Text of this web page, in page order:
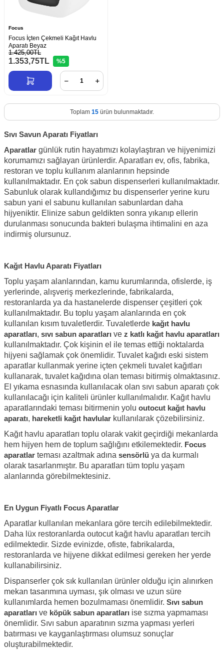
Focus
Focus İçten Çekmeli Kağıt Havlu
Aparatı Beyaz
1.425,00TL
1.353,75TL %5
Toplam 15 ürün bulunmaktadır.
Sıvı Savun Aparatı Fiyatları
Aparatlar günlük rutin hayatımızı kolaylaştıran ve hijyenimizi
korumamızı sağlayan ürünlerdir. Aparatları ev, ofis, fabrika,
restoran ve toplu kullanım alanlarının hepsinde
kullanılmaktadır. En çok sabun dispenserleri kullanılmaktadır.
Sabunluk olarak kullandığımız bu dispenserler yerine kuru
sabun yani el sabunu kullanılan sabunlardan daha
hijyeniktir. Elinize sabun geldikten sonra yıkanıp ellerin
durulanması sonucunda bakteri bulaşma ihtimalini en aza
indirmiş olursunuz.
Kağıt Havlu Aparatı Fiyatları
Toplu yaşam alanlarından, kamu kurumlarında, ofislerde, iş
yerlerinde, alışveriş merkezlerinde, fabrikalarda,
restoranlarda ya da hastanelerde dispenser çeşitleri çok
kullanılmaktadır. Bu toplu yaşam alanlarında en çok
kullanılan kısım tuvaletlerdir. Tuvaletlerde kağıt havlu
aparatları, sıvı sabun aparatları ve z katlı kağıt havlu aparatları
kullanılmaktadır. Çok kişinin el ile temas ettiği noktalarda
hijyeni sağlamak çok önemlidir. Tuvalet kağıdı eski sistem
aparatlar kullanmak yerine içten çekmeli tuvalet kağıtları
kullanarak, tuvalet kağıdına olan teması bitirmiş olmaktasınız.
El yıkama esnasında kullanılacak olan sıvı sabun aparatı çok
kullanılacağı için kaliteli ürünler kullanılmalıdır. Kağıt havlu
aparatlarındaki teması bitirmenin yolu outocut kağıt havlu
aparatı, hareketli kağıt havlular kullanılarak çözebilirsiniz.
Kağıt havlu aparatları toplu olarak vakit geçirdiği mekanlarda
hem hijyen hem de toplum sağlığını etkilemektedir. Focus
aparatlar teması azaltmak adına sensörlü ya da kurmalı
olarak tasarlanmıştır. Bu aparatları tüm toplu yaşam
alanlarında görebilmektesiniz.
En Uygun Fiyatlı Focus Aparatlar
Aparatlar kullanılan mekanlara göre tercih edilebilmektedir.
Daha lüx restoranlarda outocut kağıt havlu aparatları tercih
edilmektedir. Sizde evinizde, ofiste, fabrikalarda,
restoranlarda ve hijyene dikkat edilmesi gereken her yerde
kullanabilirsiniz.
Dispanserler çok sık kullanılan ürünler olduğu için alınırken
mekan tasarımına uyması, şık olması ve uzun süre
kullanımlarda hemen bozulmaması önemlidir. Sıvı sabun
aparatları ve köpük sabun aparatları ise sızma yapmaması
önemlidir. Sıvı sabun aparatının sızma yapması yerleri
batırması ve kayganlaştırması olumsuz sonuçlar
oluşturabilmektedir.